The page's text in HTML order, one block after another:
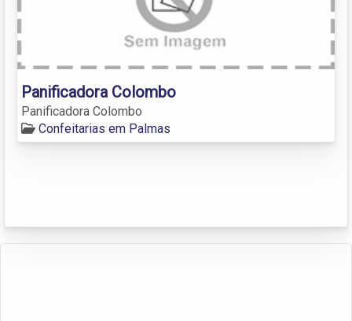
Panificadora Colombo
Panificadora Colombo
Confeitarias em Palmas